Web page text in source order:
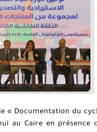
« Documentation du
au Caire en